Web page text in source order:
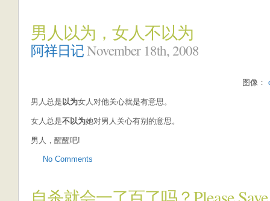
男人以为，女人不以为
阿祥日记November 18th, 2008
图像：
男人总是 以为女人对他关心就是有意思。
女人总是不以为她对男人关心有别的意思。
男人，醒醒吧!
No Comments